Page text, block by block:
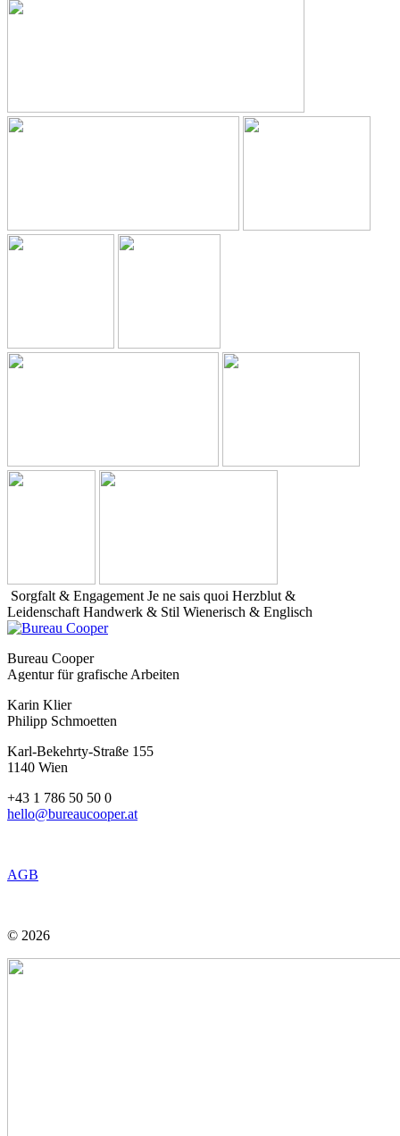
Sorgfalt & Engagement Je ne sais quoi Herzblut &
Leidenschaft Handwerk & Stil Wienerisch & Englisch
Bureau Cooper
Agentur für grafische Arbeiten
Karin Klier
Philipp Schmoetten
Karl-Bekehrty-Straße 155
1140 Wien
+43 1 786 50 50 0
hello@bureaucooper.at
AGB
© 2026